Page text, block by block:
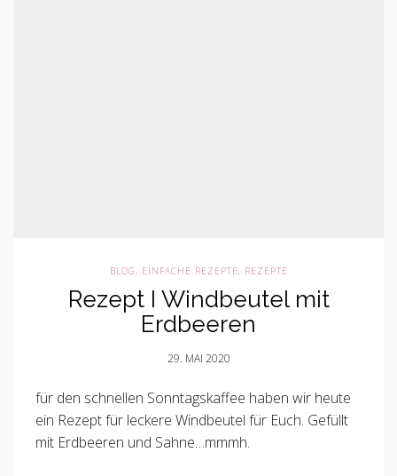
BLOG, EINFACHE REZEPTE, REZEPTE
Rezept I Windbeutel mit
Erdbeeren
29. MAI 2020
für den schnellen Sonntagskaffee haben wir heute
ein Rezept für leckere Windbeutel für Euch. Gefüllt
mit Erdbeeren und Sahne…mmmh.